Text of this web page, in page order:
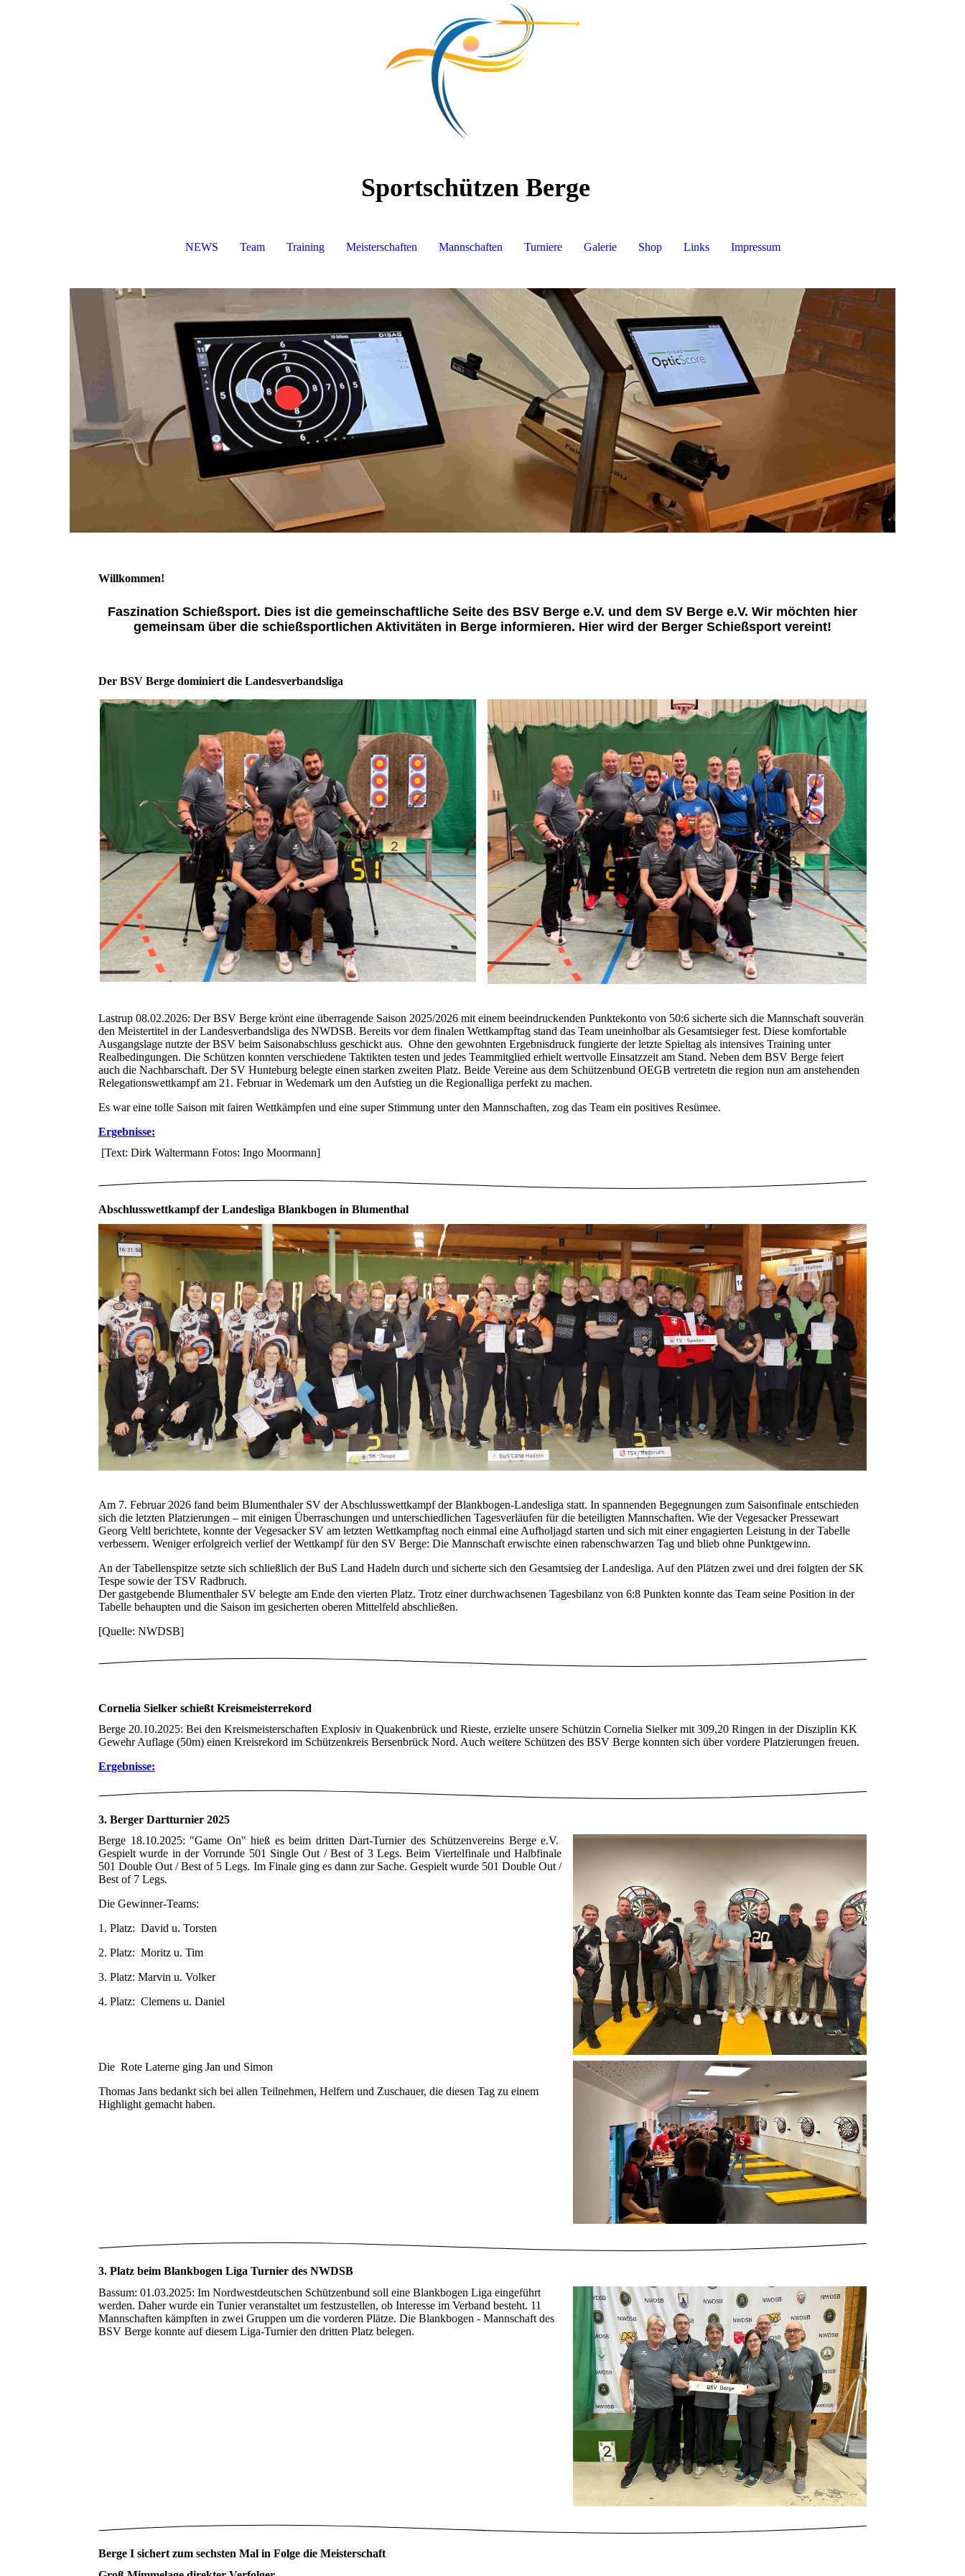
Sportschützen Berge
NEWS Team Training Meisterschaften Mannschaften Turniere Galerie Shop Links Impressum
Willkommen!
Faszination Schießsport. Dies ist die gemeinschaftliche Seite des BSV Berge e.V. und dem SV Berge e.V. Wir möchten hier
gemeinsam über die schießsportlichen Aktivitäten in Berge informieren. Hier wird der Berger Schießsport vereint!
Der BSV Berge dominiert die Landesverbandsliga
Lastrup 08.02.2026: Der BSV Berge krönt eine überragende Saison 2025/2026 mit einem beeindruckenden Punktekonto von 50:6 sicherte sich die Mannschaft souverän
den Meistertitel in der Landesverbandsliga des NWDSB. Bereits vor dem finalen Wettkampftag stand das Team uneinholbar als Gesamtsieger fest. Diese komfortable
Ausgangslage nutzte der BSV beim Saisonabschluss geschickt aus. Ohne den gewohnten Ergebnisdruck fungierte der letzte Spieltag als intensives Training unter
Realbedingungen. Die Schützen konnten verschiedene Taktikten testen und jedes Teammitglied erhielt wertvolle Einsatzzeit am Stand. Neben dem BSV Berge feiert
auch die Nachbarschaft. Der SV Hunteburg belegte einen starken zweiten Platz. Beide Vereine aus dem Schützenbund OEGB vertretetn die region nun am anstehenden
Relegationswettkampf am 21. Februar in Wedemark um den Aufstieg un die Regionalliga perfekt zu machen.
Es war eine tolle Saison mit fairen Wettkämpfen und eine super Stimmung unter den Mannschaften, zog das Team ein positives Resümee.
Ergebnisse:
[Text: Dirk Waltermann Fotos: Ingo Moormann]
Abschlusswettkampf der Landesliga Blankbogen in Blumenthal
Am 7. Februar 2026 fand beim Blumenthaler SV der Abschlusswettkampf der Blankbogen-Landesliga statt. In spannenden Begegnungen zum Saisonfinale entschieden
sich die letzten Platzierungen – mit einigen Überraschungen und unterschiedlichen Tagesverläufen für die beteiligten Mannschaften. Wie der Vegesacker Pressewart
Georg Veltl berichtete, konnte der Vegesacker SV am letzten Wettkampftag noch einmal eine Aufholjagd starten und sich mit einer engagierten Leistung in der Tabelle
verbessern. Weniger erfolgreich verlief der Wettkampf für den SV Berge: Die Mannschaft erwischte einen rabenschwarzen Tag und blieb ohne Punktgewinn.
An der Tabellenspitze setzte sich schließlich der BuS Land Hadeln durch und sicherte sich den Gesamtsieg der Landesliga. Auf den Plätzen zwei und drei folgten der SK
Tespe sowie der TSV Radbruch.
Der gastgebende Blumenthaler SV belegte am Ende den vierten Platz. Trotz einer durchwachsenen Tagesbilanz von 6:8 Punkten konnte das Team seine Position in der
Tabelle behaupten und die Saison im gesicherten oberen Mittelfeld abschließen.
[Quelle: NWDSB]
Cornelia Sielker schießt Kreismeisterrekord
Berge 20.10.2025: Bei den Kreismeisterschaften Explosiv in Quakenbrück und Rieste, erzielte unsere Schützin Cornelia Sielker mit 309,20 Ringen in der Disziplin KK
Gewehr Auflage (50m) einen Kreisrekord im Schützenkreis Bersenbrück Nord. Auch weitere Schützen des BSV Berge konnten sich über vordere Platzierungen freuen.
Ergebnisse:
3. Berger Dartturnier 2025
Berge 18.10.2025: "Game On" hieß es beim dritten Dart-Turnier des Schützenvereins Berge e.V.
Gespielt wurde in der Vorrunde 501 Single Out / Best of 3 Legs. Beim Viertelfinale und Halbfinale
501 Double Out / Best of 5 Legs. Im Finale ging es dann zur Sache. Gespielt wurde 501 Double Out /
Best of 7 Legs.
Die Gewinner-Teams:
1. Platz: David u. Torsten
2. Platz: Moritz u. Tim
3. Platz: Marvin u. Volker
4. Platz: Clemens u. Daniel
Die Rote Laterne ging Jan und Simon
Thomas Jans bedankt sich bei allen Teilnehmen, Helfern und Zuschauer, die diesen Tag zu einem
Highlight gemacht haben.
3. Platz beim Blankbogen Liga Turnier des NWDSB
Bassum: 01.03.2025: Im Nordwestdeutschen Schützenbund soll eine Blankbogen Liga eingeführt
werden. Daher wurde ein Tunier veranstaltet um festzustellen, ob Interesse im Verband besteht. 11
Mannschaften kämpften in zwei Gruppen um die vorderen Plätze. Die Blankbogen - Mannschaft des
BSV Berge konnte auf diesem Liga-Turnier den dritten Platz belegen.
Berge I sichert zum sechsten Mal in Folge die Meisterschaft